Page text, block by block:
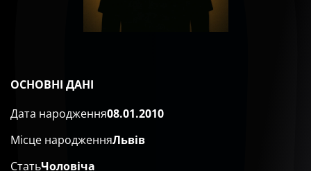
ОСНОВНІ ДАНІ
Дата народження08.01.2010
Місце народженняЛьвів
СтатьЧоловіча